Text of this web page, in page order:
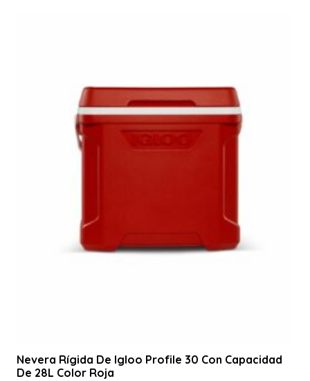
Nevera Rígida De Igloo Profile 30 Con Capacidad
De 28L Color Roja